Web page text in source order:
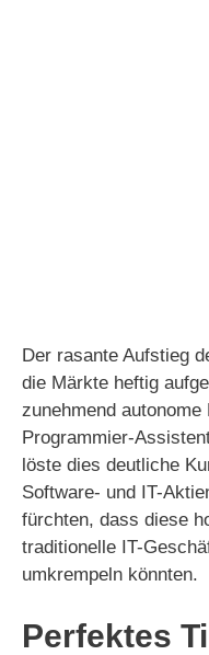
Der rasante Aufstieg
die Märkte heftig
zunehmend
Programmier-
löste dies deutliche
Software- und IT-
fürchten, dass diese
traditionelle IT-
umkrempeln könnten.
Perfektes